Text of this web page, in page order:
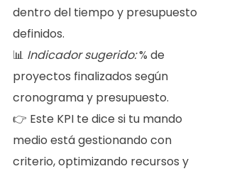
dentro del tiempo y presupuesto
definidos.
📊 Indicador sugerido: % de
proyectos finalizados según
cronograma y presupuesto.
👉 Este KPI te dice si tu mando
medio está gestionando con
criterio, optimizando recursos y